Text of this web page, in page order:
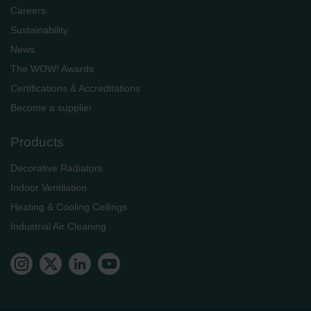
Careers
Sustainability
News
The WOW! Awards
Certifications & Accreditations
Become a supplier
Products
Decorative Radiators
Indoor Ventilation
Heating & Cooling Ceilings
Industrial Air Cleaning